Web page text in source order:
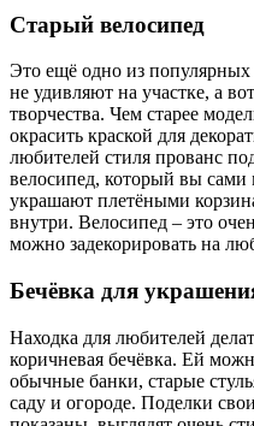
Старый велосипед
Это ещё одно из
не удивляют на участке, а
творчества. Чем старее
окрасить краской для
любителей стиля прованс
велосипед, который вы сами
украшают плетёными
внутри. Велосипед – это
можно задекорировать на
Бечёвка для
Находка для любителей
коричневая бечёвка. Ей
обычные банки, старые
саду и огороде. Поделки